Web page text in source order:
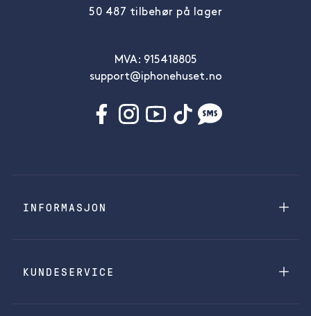
50 487 tilbehør på lager
MVA: 915418805
support@iphonehuset.no
INFORMASJON
KUNDESERVICE